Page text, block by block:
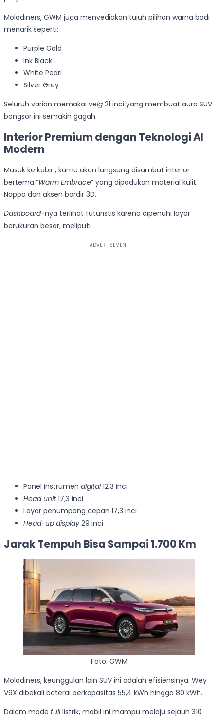
Moladiners, GWM juga menyediakan tujuh pilihan warna bodi
menarik seperti:
Purple Gold
Ink Black
White Pearl
Silver Grey
Seluruh varian memakai velg 21 inci yang membuat aura SUV
bongsor ini semakin gagah.
Interior Premium dengan Teknologi AI
Modern
Masuk ke kabin, kamu akan langsung disambut interior
bertema “Warm Embrace” yang dipadukan material kulit
Nappa dan aksen bordir 3D.
Dashboard-nya terlihat futuristis karena dipenuhi layar
berukuran besar, meliputi:
Panel instrumen digital12,3 inci
Head unit17,3 inci
Layar penumpang depan 17,3 inci
Head-up display 29 inci
Jarak Tempuh Bisa Sampai 1.700 Km
Foto: GWM
Moladiners, keunggulan lain SUV ini adalah efisiensinya. Wey
V9X dibekali baterai berkapasitas 55,4 kWh hingga 80 kWh.
Dalam mode fulllistrik, mobil ini mampu melaju sejauh 310